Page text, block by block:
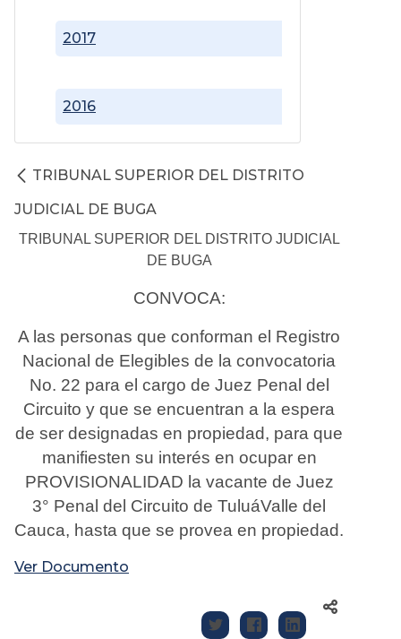
2016
2017
TRIBUNAL SUPERIOR DEL DISTRITO
JUDICIAL DE BUGA
TRIBUNAL SUPERIOR DEL DISTRITO JUDICIAL
DE BUGA
CONVOCA:
A las personas que conforman el Registro
Nacional de Elegibles de la convocatoria
No. 22 para el cargo de Juez Penal del
Circuito y que se encuentran a la espera
de ser designadas en propiedad, para que
manifiesten su interés en ocupar en
PROVISIONALIDAD la vacante de Juez
3° Penal del Circuito de TuluáValle del
Cauca, hasta que se provea en propiedad.
Ver Documento